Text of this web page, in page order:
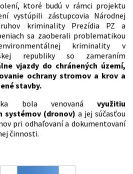
ktoré budú v rámci projektu
vystúpili zástupcovia Národnej
kriminality Prezídia PZ a
sa zaoberali problematikou
kriminality v
republiky so zameraním
vjazdy do chránených území,
ochrany stromov a krov a
stavby.
bola venovaná využitiu
systémov (dronov) a jej súčasťou
pri odhaľovaní a dokumentovaní
činnosti.